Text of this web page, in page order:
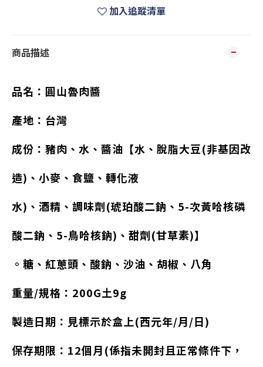
加入追蹤清單
商品描述
品名：圓山魯肉醬
產地：台灣
成份：豬肉、水、醬油【水、脫脂大豆(非基因改
造)、小麥、食鹽、轉化液
水)、酒精、調味劑(琥珀酸二鈉、5-次黃哈核磷
酸二鈉、5-鳥哈核鈉)、甜劑(甘草素)】
。糖、紅蔥頭、酸鈉、沙油、胡椒、八角
重量/規格：200G土9g
製造日期：見標示於盒上(西元年/月/日)
保存期限：12個月(係指未開封且正常條件下，